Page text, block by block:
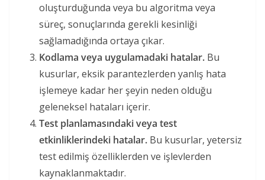
oluşturduğunda veya bu algoritma veya
süreç, sonuçlarında gerekli kesinliği
sağlamadığında ortaya çıkar.
Kodlama veya uygulamadaki hatalar. Bu
kusurlar, eksik parantezlerden yanlış hata
işlemeye kadar her şeyin neden olduğu
geleneksel hataları içerir.
Test planlamasındaki veya test
etkinliklerindeki hatalar. Bu kusurlar, yetersiz
test edilmiş özelliklerden ve işlevlerden
kaynaklanmaktadır.